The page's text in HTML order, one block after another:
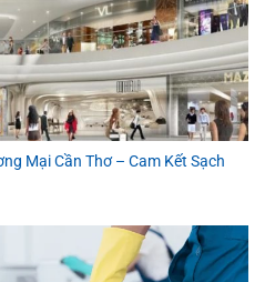
Mại Cần Thơ – Cam Kết Sạch